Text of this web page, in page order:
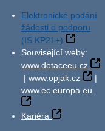
Elektronické podání
žádosti o podporu
(IS KP21+)
Související weby:
www.dotaceeu.cz
| www.opjak.cz
|
www.ec.europa.eu
Kariéra